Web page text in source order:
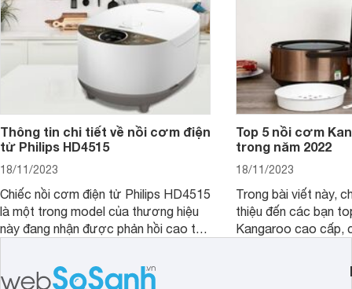
Thông tin chi tiết về nồi cơm điện
tử Philips HD4515
18/11/2023
Chiếc nồi cơm điện tử Philips HD4515
là một trong model của thương hiệu
này đang nhận được phản hồi cao từ
hãy cùng chúng tôi tìm hiểu về chiếc
nồi cơm điện này nhé.
Top 5 nồi cơm
trong năm 2022
18/11/2023
Trong bài viết này,
thiệu đến các bạn
Kangaroo cao cấp,
cùng phải chăng.